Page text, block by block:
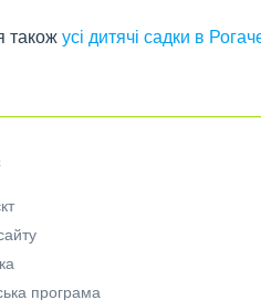
такожусі дитячі садки в
програма